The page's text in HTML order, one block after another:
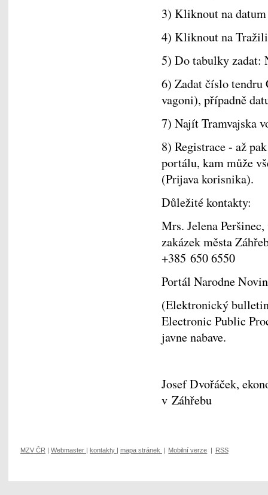
3) Kliknout na
4) Kliknout na
5) Do tabulky zadat:
6) Zadat číslo
vagoni), případně
7) Najít Tramvajska
8) Registrace - až
portálu, kam může
(Prijava korisnika).
Důležité kontakty:
Mrs. Jelena
zakázek města
+385 650 6550
Portál Narodne
(Elektronický
Electronic Public
javne nabave.
Josef Dvořáček,
v Záhřebu
MZV ČR | Webmaster | kontakty | mapa stránek | Mobilní verze | RSS